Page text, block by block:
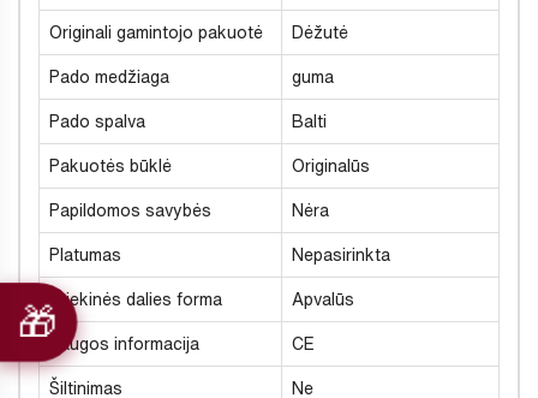
Originali gamintojo pakuotė Dėžutė
Pado medžiaga guma
Pado spalva Balti
Pakuotės būklė Originalūs
Papildomos savybės Nėra
Platumas Nepasirinkta
Priekinės dalies forma Apvalūs
Saugos informacija CE
Šiltinimas Ne